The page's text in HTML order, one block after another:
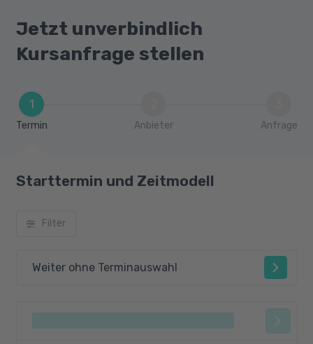
Jetzt unverbindlich
Kursanfrage stellen
1
Termin Anbieter Anfrage
Starttermin und Zeitmodell
Filter
Weiter ohne Terminauswahl